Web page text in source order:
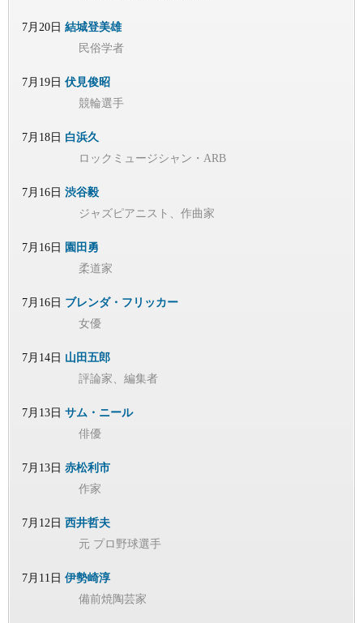
7月20日 結城登美雄
民俗学者
7月19日 伏見俊昭
競輪選手
7月18日 白浜久
ロックミュージシャン・ARB
7月16日 渋谷毅
ジャズピアニスト、作曲家
7月16日 園田勇
柔道家
7月16日 ブレンダ・フリッカー
女優
7月14日 山田五郎
評論家、編集者
7月13日 サム・ニール
俳優
7月13日 赤松利市
作家
7月12日 西井哲夫
元 プロ野球選手
7月11日 伊勢崎淳
備前焼陶芸家